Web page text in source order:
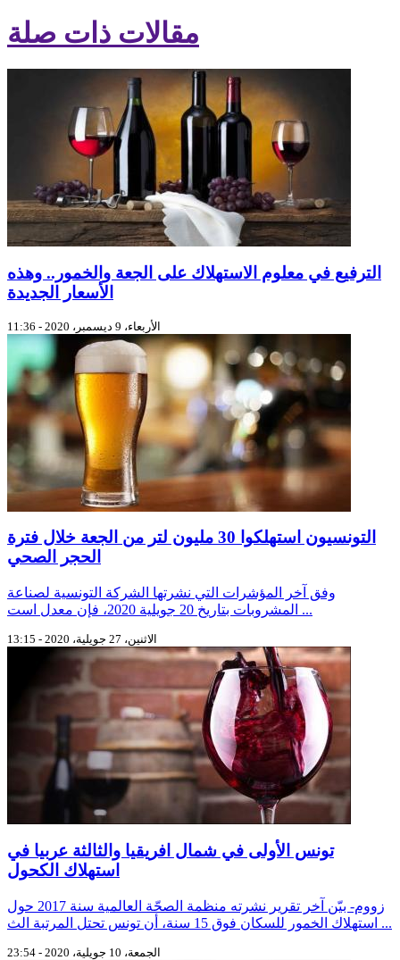
مقالات ذات صلة
الترفيع في معلوم الاستهلاك على الجعة والخمور.. وهذه
الأسعار الجديدة
الأربعاء، 9 ديسمبر، 2020 - 11:36
التونسيون استهلكوا 30 مليون لتر من الجعة خلال فترة
الحجر الصحي
وفق آخر المؤشرات التي نشرتها الشركة التونسية لصناعة
المشروبات بتاريخ 20 جويلية 2020، فإن معدل است ...
الاثنين، 27 جويلية، 2020 - 13:15
تونس الأولى في شمال افريقيا والثالثة عربيا في
استهلاك الكحول
زووم- بيّن آخر تقرير نشرته منظمة الصحّة العالمية سنة 2017 حول
استهلاك الخمور للسكان فوق 15 سنة، أن تونس تحتل المرتبة الث ...
الجمعة، 10 جويلية، 2020 - 23:54